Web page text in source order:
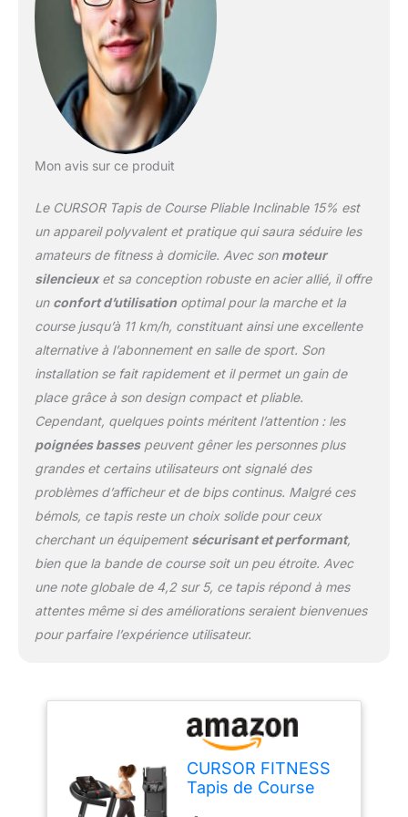
entraînement sûr et
efficace. 【Protection des
genoux 】: Ce tapis de
marche pliable est équipé
d'une bande de course à
7 couches avec 8
efficacement les chocs
réduisant au maximum la
pression sur les genoux
et les articulations. Le
design à multiples
une foulée plus stable et
confortable à chaque
pas, pour un
entraînement en toute
sécurité et sérénité.
amélioré】 : Dites adieu
au bruit des moteurs à
balais. Ce tapis roulant
electrique pliable est
équipé d'un nouveau
moteur sans balais
amélioré avec une
structure interne précise
qui réduit les frottements
haute vitesse, il ne
durée de vie du moteur
sans balais est quatre
fois supérieure à celle du
consommation d'énergie
est réduite à un quart, ce
Mon avis sur ce produit
Le CURSOR Tapis de Course Pliable Inclinable 15% est
un appareil polyvalent et pratique qui saura séduire les
amateurs de fitness à domicile. Avec son moteur
silencieuxet sa conception robuste en acier allié, il offre
un confort d’utilisationoptimal pour la marche et la
course jusqu’à 11 km/h, constituant ainsi une excellente
alternative à l’abonnement en salle de sport. Son
installation se fait rapidement et il permet un gain de
place grâce à son design compact et pliable.
Cependant, quelques points méritent l’attention : les
poignées bassespeuvent gêner les personnes plus
grandes et certains utilisateurs ont signalé des
problèmes d’afficheur et de bips continus. Malgré ces
bémols, ce tapis reste un choix solide pour ceux
cherchant un équipement sécurisant et performant,
bien que la bande de course soit un peu étroite. Avec
une note globale de 4,2 sur 5, ce tapis répond à mes
attentes même si des améliorations seraient bienvenues
pour parfaire l’expérience utilisateur.
CURSOR FITNESS
Tapis de Course